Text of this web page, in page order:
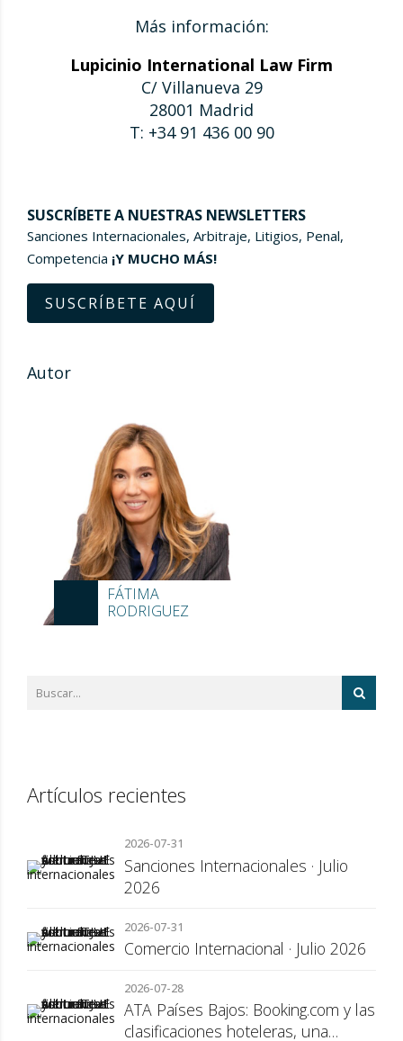
Más información:
Lupicinio International Law Firm
C/ Villanueva 29
28001 Madrid
T: +34 91 436 00 90
SUSCRÍBETE A NUESTRAS NEWSLETTERS
Sanciones Internacionales, Arbitraje, Litigios, Penal,
Competencia ¡Y MUCHO MÁS!
SUSCRÍBETE AQUÍ
Autor
FÁTIMA
RODRIGUEZ
Artículos recientes
2026-07-31
Sanciones Internacionales · Julio
2026
2026-07-31
Comercio Internacional · Julio 2026
2026-07-28
ATA Países Bajos: Booking.com y las
clasificaciones hoteleras, una